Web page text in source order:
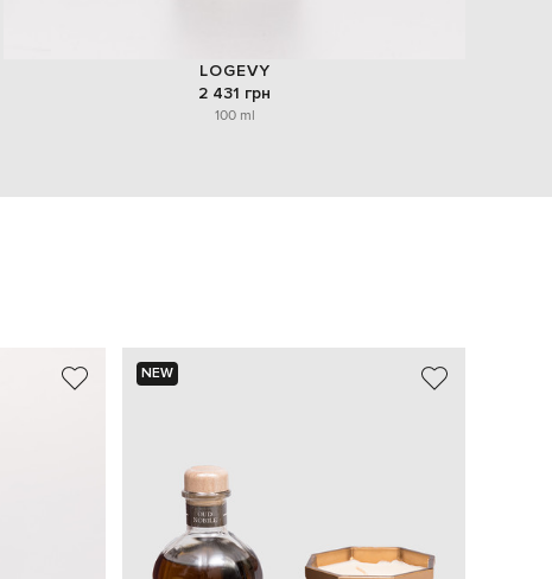
LOGEVY
2 431 грн
100 ml
NEW